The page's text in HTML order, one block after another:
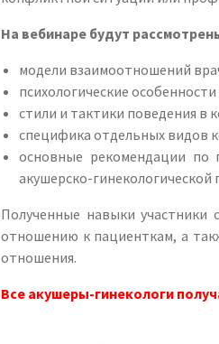
На вебинаре будут
модели взаимоотношений
психологические
стили и тактики поведения в
специфика отдельных видов
основные рекомендации по
акушерско-гинекологической
Полученные навыки
отношению к пациенткам, а
отношения.
Все акушеры-гинекологи